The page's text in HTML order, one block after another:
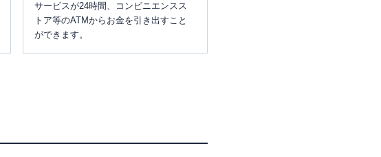
サービスが24時間、コンビニエンスス
トア等のATMからお金を引き出すこと
ができます。